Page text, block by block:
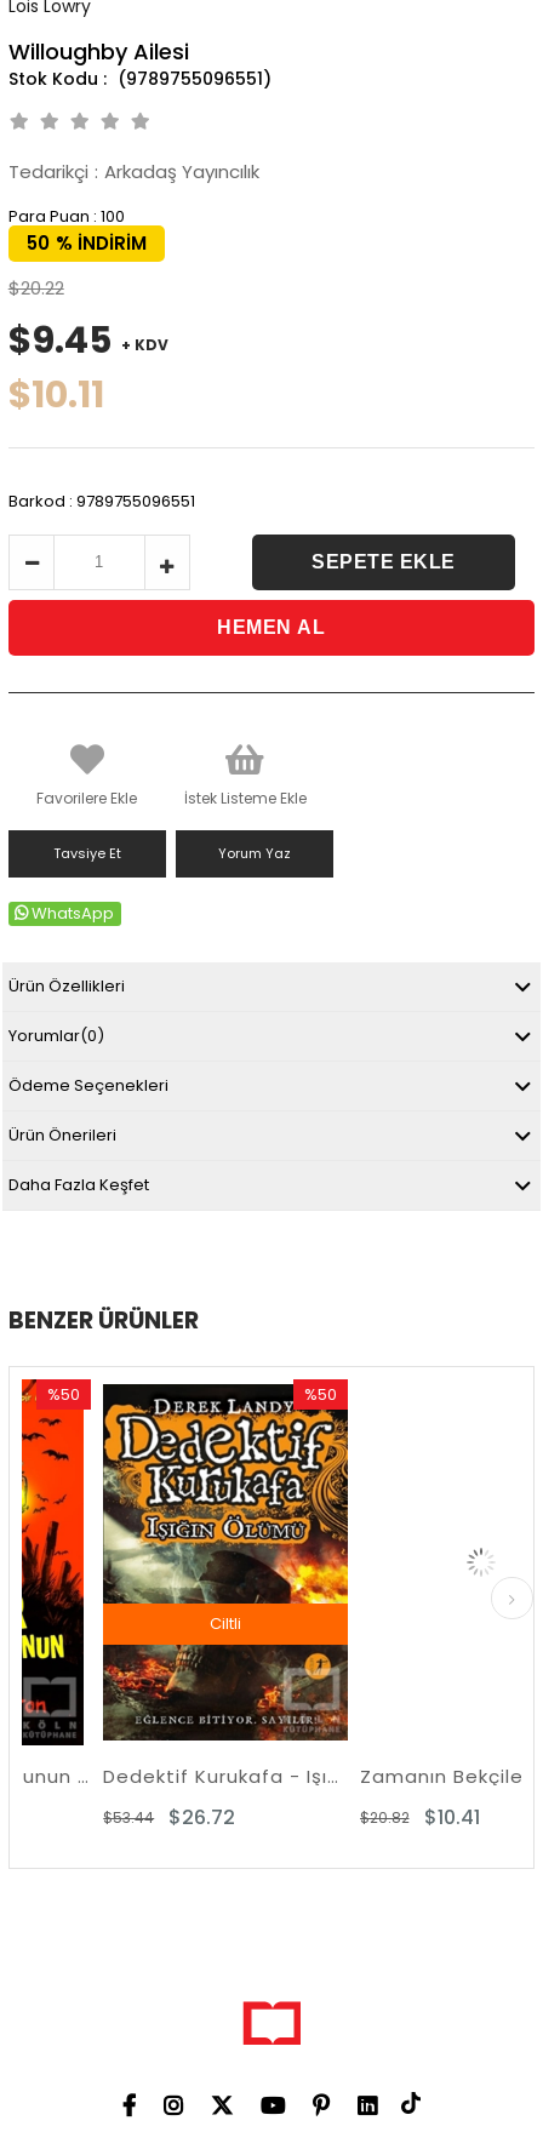
Lois Lowry
Willoughby Ailesi
(9789755096551)
Tedarikçi : Arkadaş Yayıncılık
Para Puan : 100
%
50
İNDIRIM
$20.22
$9.45 + KDV
$10.11
Barkod : 9789755096551
Favorilere Ekle İstek Listeme Ekle
Tavsiye Et Yorum Yaz
WhatsApp
Ürün Özellikleri
Yorumlar(0)
Ödeme Seçenekleri
Ürün Önerileri
Daha Fazla Keşfet
BENZER ÜRÜNLER
Mezar Soyguncusunun Çırağı Dedektif Kurukafa - Işığın Ölümü
$26.72
$53.44
İndirim
%50İndirim
Zamanın Bekçileri
$10.41
$20.82